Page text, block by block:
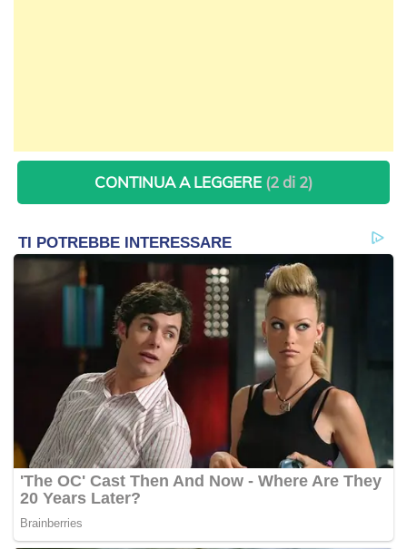
CONTINUA A LEGGERE (2 di 2)